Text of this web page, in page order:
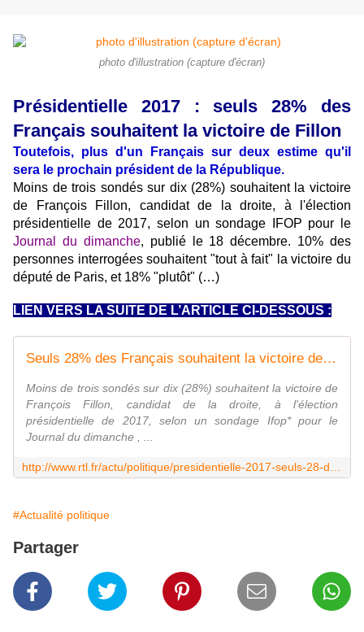
photo d'illustration (capture d'écran)
Présidentielle 2017 : seuls 28% des
Français souhaitent la victoire de Fillon
Toutefois, plus d'un Français sur deux estime qu'il
sera le prochain président de la République.
Moins de trois sondés sur dix (28%) souhaitent la victoire
de François Fillon, candidat de la droite, à l'élection
présidentielle de 2017, selon un sondage IFOP pour le
Journal du dimanche, publié le 18 décembre. 10% des
personnes interrogées souhaitent "tout à fait" la victoire du
député de Paris, et 18% "plutôt" (…)
LIEN VERS LA SUITE DE L’ARTICLE CI-DESSOUS :
Seuls 28% des Français souhaitent la victoire de Fillon
Moins de trois sondés sur dix (28%) souhaitent la victoire de
François Fillon, candidat de la droite, à l'élection
présidentielle de 2017, selon un sondage Ifop* pour le
Journal du dimanche , ...
#Actualité politique
Partager